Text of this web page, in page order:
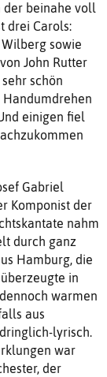
der beinahe voll
drei Carols:
sowie
John Rutter
schön
einigen fiel
Gabriel
Komponist der
nahm
durch ganz
Hamburg, die
in
warmen
aus
lyrisch.
war
der